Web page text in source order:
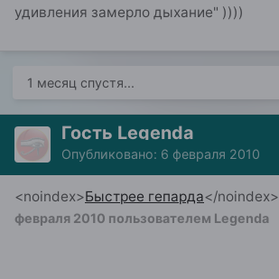
удивления замерло дыхание" ))))
1 месяц спустя...
Гость Legenda
Опубликовано: 6 февраля 2010
<noindex>Быстрее гепарда</noindex>
февраля 2010 пользователем Legenda